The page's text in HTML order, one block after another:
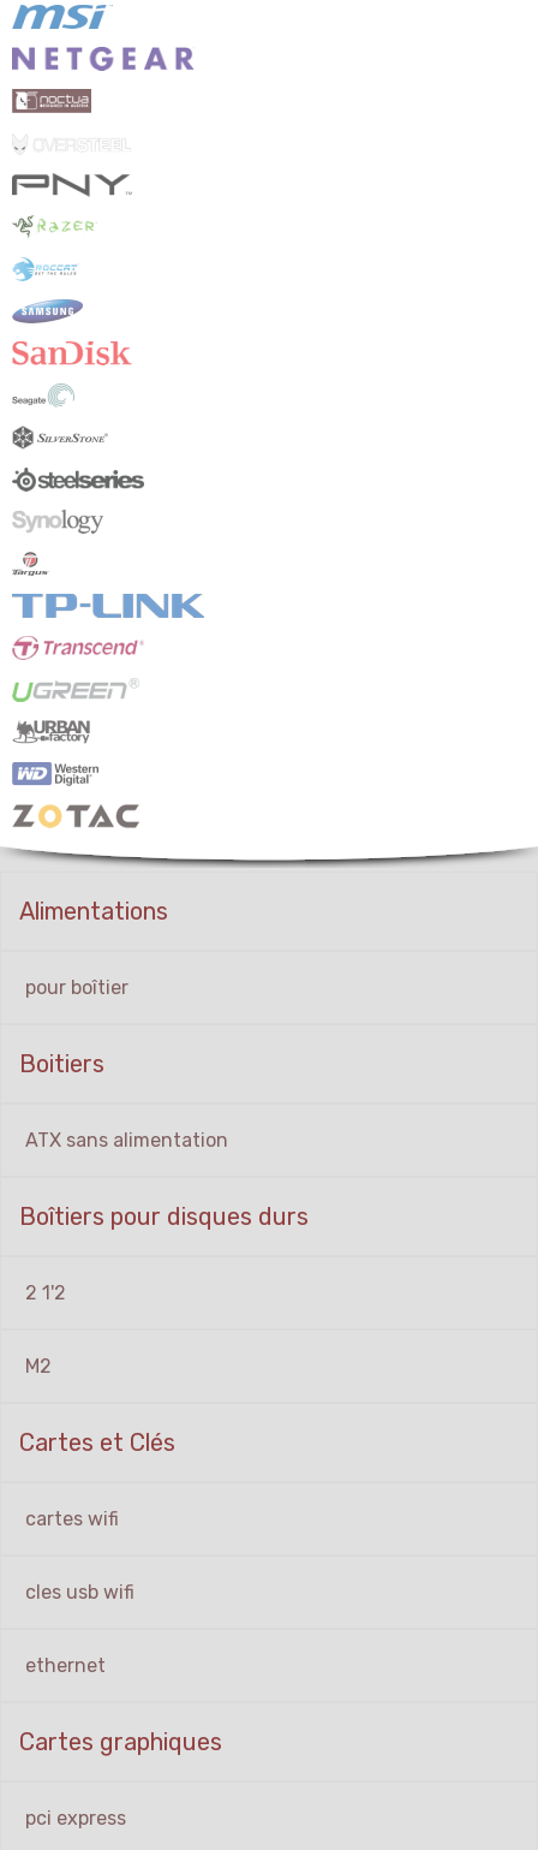
Alimentations
pour boîtier
Boitiers
ATX sans alimentation
Boîtiers pour disques durs
2 1'2
M2
Cartes et Clés
cartes wifi
cles usb wifi
ethernet
Cartes graphiques
pci express